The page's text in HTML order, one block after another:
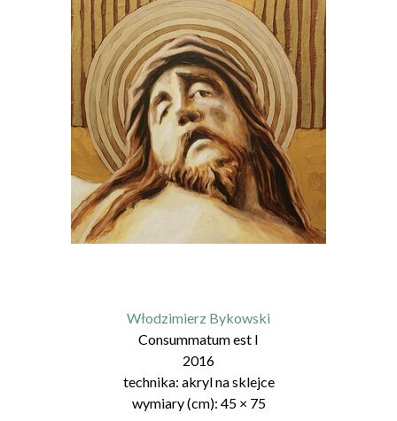
Włodzimierz Bykowski
Consummatum est I
2016
technika: akryl na sklejce
wymiary (cm): 45× 75